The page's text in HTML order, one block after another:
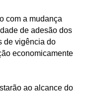
com a mudança
de adesão dos
de vigência do
economicamente
ao alcance do